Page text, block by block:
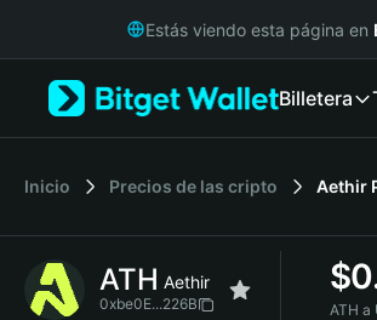
Русский
Italiano
简体中文
繁體中文
Estás viendo esta página en
Billetera
Inicio Precios de las cripto Aethir
ATH Aethir
0xbe0E...226B
$
ATH a